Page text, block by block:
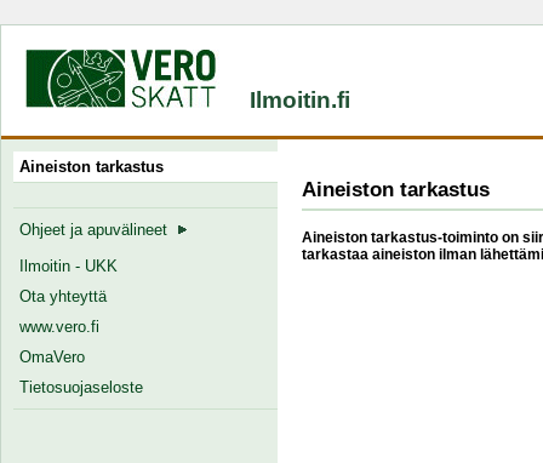
Ilmoitin.fi
Aineiston tarkastus
Ohjeet ja apuvälineet
Ilmoitin - UKK
Ota yhteyttä
www.vero.fi
OmaVero
Tietosuojaseloste
Aineiston tarkastus
Aineiston tarkastus-toiminto on
tarkastaa aineiston ilman